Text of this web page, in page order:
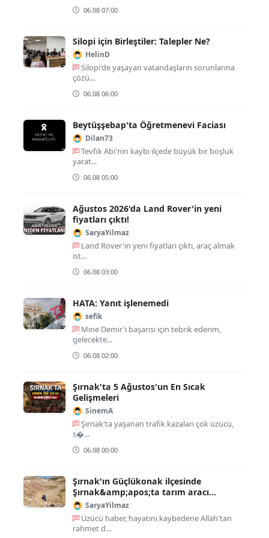
06.08 07:00
Silopi için Birleştiler: Talepler Ne?
HelinD
Silopi'de yaşayan vatandaşların sorunlarına
çözü...
06.08 06:00
Beytüşşebap'ta Öğretmenevi Faciası
Dilan73
Tevfik Abi'nin kaybı ilçede büyük bir boşluk
yarat...
06.08 05:00
Ağustos 2026'da Land Rover'in yeni
fiyatları çıktı!
SaryaYilmaz
Land Rover'in yeni fiyatları çıktı, araç almak
ist...
06.08 03:00
HATA: Yanıt işlenemedi
sefik
Mine Demir'i başarısı için tebrik ederim,
gelecekte...
06.08 02:00
Şırnak'ta 5 Ağustos'un En Sıcak
Gelişmeleri
SinemA
Şırnak'ta yaşanan trafik kazaları çok üzücü,
s�...
06.08 00:00
Şırnak'ın Güçlükonak ilçesinde
Şırnak&amp;apos;ta tarım aracı
şarampole devrildi: 1 ölü,...
SaryaYilmaz
Üzücü haber, hayatını kaybedene Allah'tan
rahmet d...